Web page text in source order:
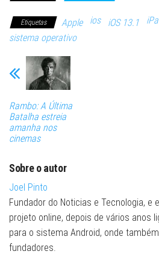
Etiquetas Apple ios iOS 13.1
sistema operativo
Rambo: A Última
Batalha estreia
amanha nos
cinemas
Sobre o autor
Joel Pinto
Fundador do Noticias e Tecnologia, e
projeto online, depois de vários anos
para o sistema Android, onde
fundadores.